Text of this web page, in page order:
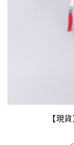
【現